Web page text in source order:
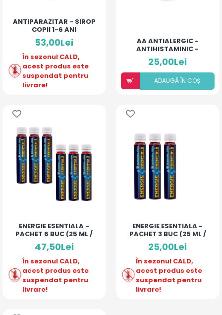
ANTIPARAZITAR - SIROP
COPII 1-6 ANI
53,00Lei
În sezonul CALD,
acest produs este
suspendat pentru
livrare!
AA ANTIALERGIC -
ANTIHISTAMINIC -
SOLUȚIE ALCOOLICĂ CU
10% ULEIURI ESENȚIALE
25,00Lei
ADAUGÃ ÎN COȘ
ENERGIE ESENTIALA -
PACHET 6 BUC (25 ML /
MONODOZA)
47,50Lei
În sezonul CALD,
acest produs este
suspendat pentru
livrare!
ENERGIE ESENTIALA -
PACHET 3 BUC (25 ML /
MONODOZA)
25,00Lei
În sezonul CALD,
acest produs este
suspendat pentru
livrare!